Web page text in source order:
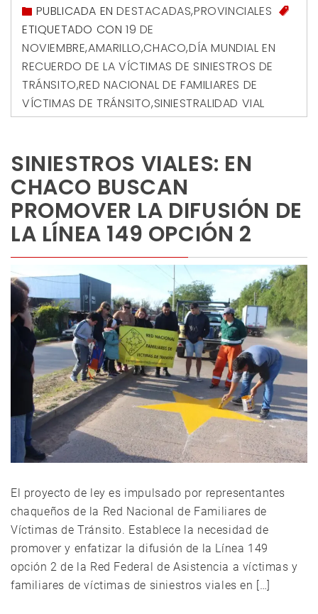
PUBLICADA ENDESTACADAS,PROVINCIALES
ETIQUETADO CON 19 DE
NOVIEMBRE,AMARILLO,CHACO,DÍA MUNDIAL EN
RECUERDO DE LA VÍCTIMAS DE SINIESTROS DE
TRÁNSITO,RED NACIONAL DE FAMILIARES DE
VÍCTIMAS DE TRÁNSITO,SINIESTRALIDAD VIAL
SINIESTROS VIALES: EN
CHACO BUSCAN
PROMOVER LA DIFUSIÓN DE
LA LÍNEA 149 OPCIÓN 2
El proyecto de ley es impulsado por representantes
chaqueños de la Red Nacional de Familiares de
Víctimas de Tránsito. Establece la necesidad de
promover y enfatizar la difusión de la Línea 149
opción 2 de la Red Federal de Asistencia a víctimas y
familiares de víctimas de siniestros viales en […]